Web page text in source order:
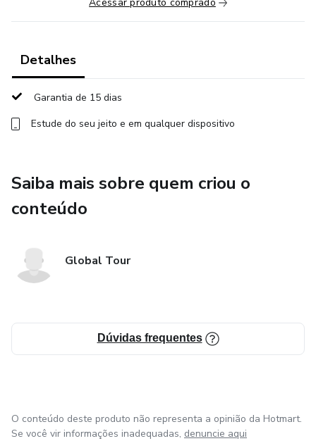
Detalhes
Garantia de 15 dias
Estude do seu jeito e em qualquer dispositivo
Saiba mais sobre quem criou o
conteúdo
Global Tour
Dúvidas frequentes
O conteúdo deste produto não representa a opinião da Hotmart.
Se você vir informações inadequadas, denuncie aqui